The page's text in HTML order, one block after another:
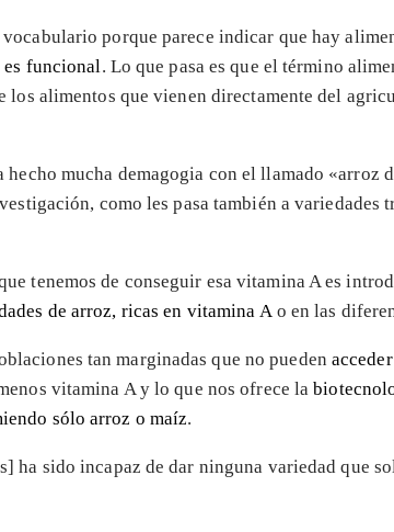
porque parece indicar que hay
funcional . Lo que pasa es que el término
los alimentos que vienen directamente del
hecho mucha demagogia con el llamado
como les pasa también a variedades
tenemos de conseguir esa vitamina A es
de arroz, ricas en vitamina A o en las
tan marginadas que no pueden
vitamina A y lo que nos ofrece la
sólo arroz o maíz.
ha sido incapaz de dar ninguna variedad que